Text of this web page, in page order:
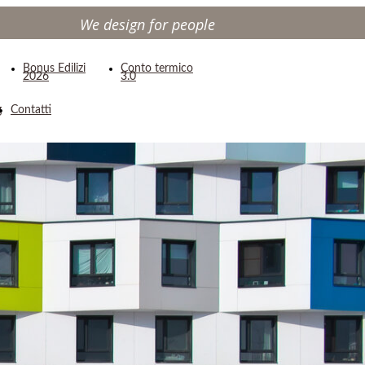
We design for people
Bonus Edilizi
2026
Conto termico
3.0
Contatti